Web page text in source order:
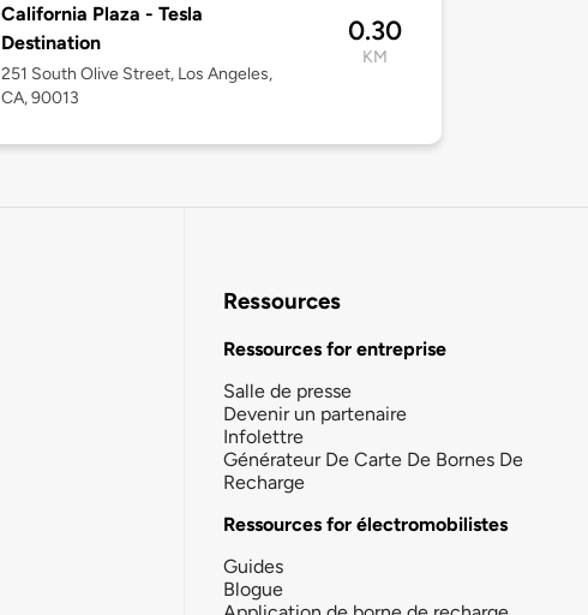
California Plaza - Tesla
Destination
251 South Olive Street, Los Angeles,
CA, 90013
0.30
KM
Ressources
Ressources for entreprise
Salle de presse
Devenir un partenaire
Infolettre
Générateur De Carte De Bornes De
Recharge
Ressources for électromobilistes
Guides
Blogue